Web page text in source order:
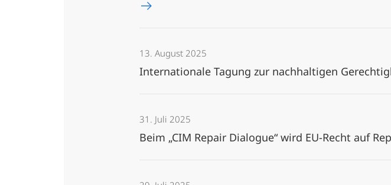
13. August 2025
Internationale Tagung zur nachhaltigen
31. Juli 2025
Beim „CIM Repair Dialogue“ wird EU-Recht auf